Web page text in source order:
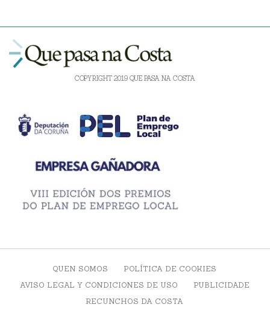
COPYRIGHT 2019 QUE PASA NA COSTA
QUEN SOMOS
POLÍTICA DE COOKIES
AVISO LEGAL Y CONDICIONES DE USO
PUBLICIDADE
RECUNCHOS DA COSTA